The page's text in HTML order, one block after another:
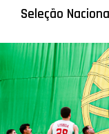
Seleção